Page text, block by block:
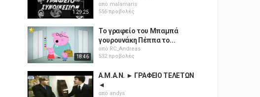
1:29:25
από malamaris
556 προβολές
18:46
Το γραφείο του Μπαμπά
γουρουνάκη Πέππα το...
από RC_Andreas
532 προβολές
A.M.A.N. ► ΓΡΑΦΕΙΟ ΤΕΛΕΤΩΝ
◄
από andys